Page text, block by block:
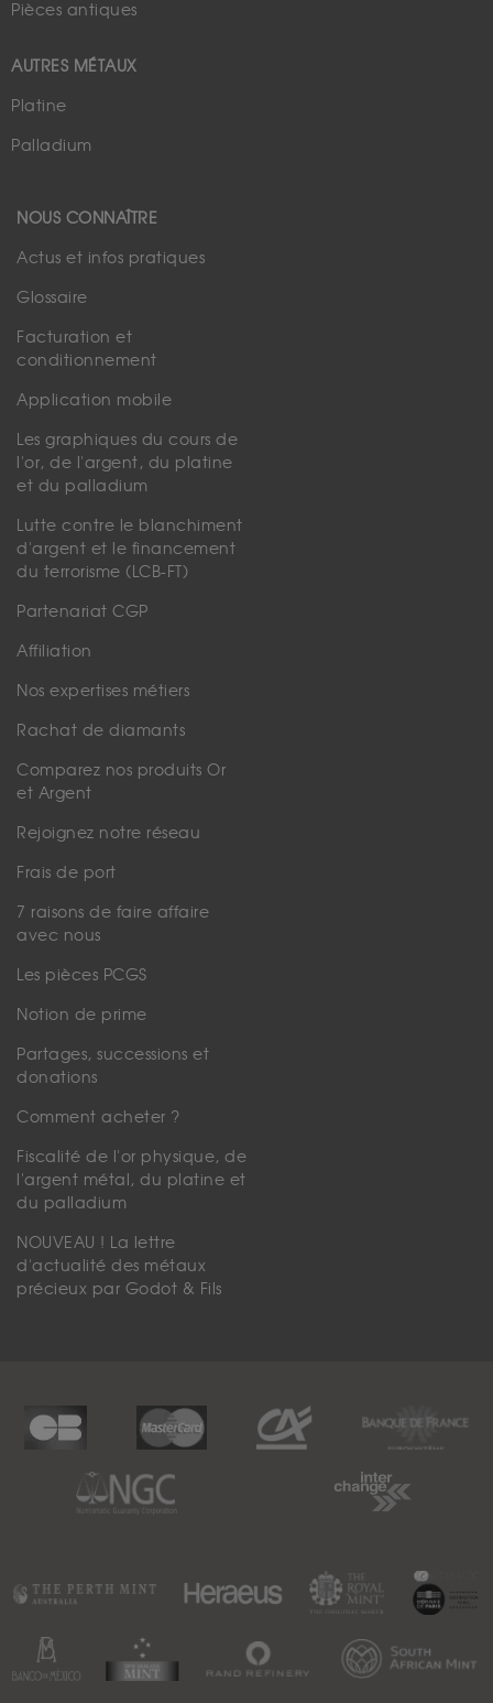
Pièces antiques
AUTRES MÉTAUX
Platine
Palladium
NOUS CONNAÎTRE
Actus et infos pratiques
Glossaire
Facturation et
conditionnement
Application mobile
Les graphiques du cours de
l'or, de l'argent, du platine
et du palladium
Lutte contre le blanchiment
d'argent et le financement
du terrorisme (LCB-FT)
Partenariat CGP
Affiliation
Nos expertises métiers
Rachat de diamants
Comparez nos produits Or
et Argent
Rejoignez notre réseau
Frais de port
7 raisons de faire affaire
avec nous
Les pièces PCGS
Notion de prime
Partages, successions et
donations
Comment acheter ?
Fiscalité de l'or physique, de
l'argent métal, du platine et
du palladium
NOUVEAU ! La lettre
d'actualité des métaux
précieux par Godot & Fils